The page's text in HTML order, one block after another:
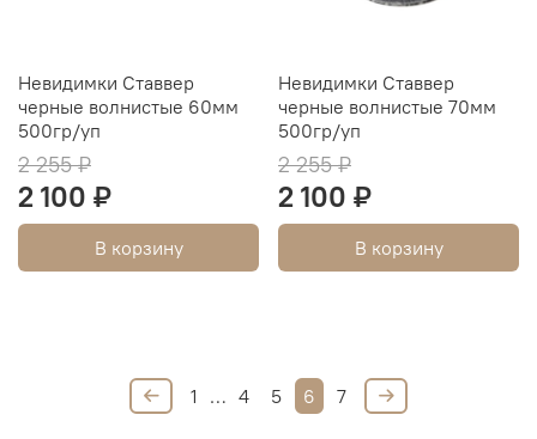
Невидимки Ставвер
черные волнистые 60мм
500гр/уп
2 255 ₽
2 100 ₽
В корзину
Невидимки Ставвер
черные волнистые 70мм
500гр/уп
2 255 ₽
2 100 ₽
В корзину
1 … 4 5 6 7